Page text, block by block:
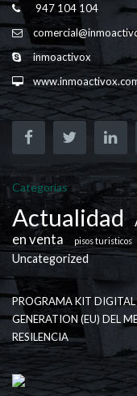
947 104 104
inmoactivox
Categorías
Actualidad
en venta
pisos turisticos
Uncategorized
PROGRAMA KIT
GENERATION (EU) DEL
RESILENCIA